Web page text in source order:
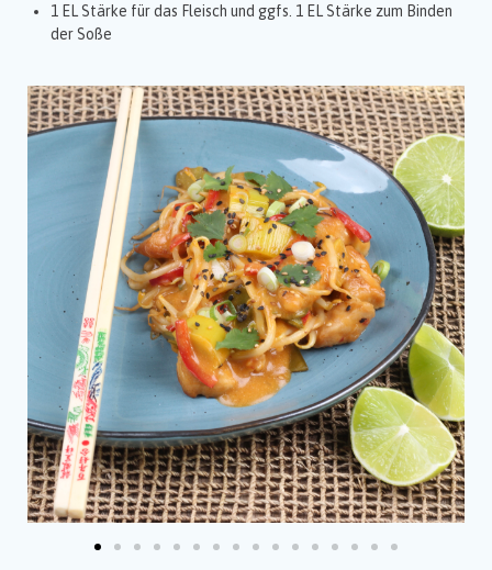
1 EL Stärke für das Fleisch und ggfs. 1 EL Stärke zum Binden
der Soße